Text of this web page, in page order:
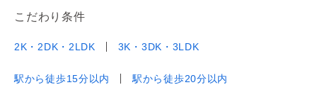
こだわり条件
2K・2DK・2LDK 3K・3DK・3LDK
駅から徒歩15分以内 駅から徒歩20分以内